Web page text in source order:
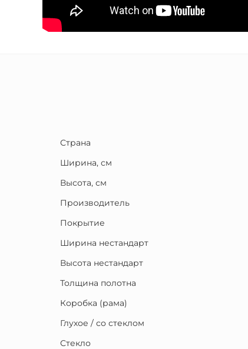
Страна
Ширина, см
Высота, см
Производитель
Покрытие
Ширина нестандарт
Высота нестандарт
Толщина полотна
Коробка (рама)
Глухое / со стеклом
Стекло